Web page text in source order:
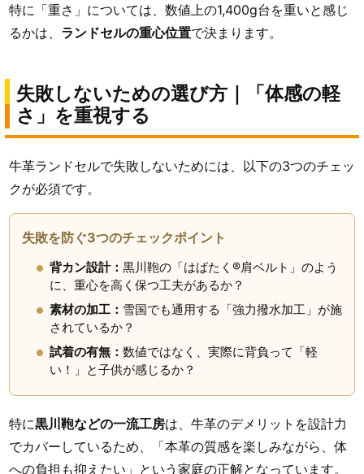
特に「重さ」については、数値上の1,400g台を重いと感じ
るかは、 ランドセルの重心位置で決まります。
失敗しないための選び方｜「体感の軽
さ」を重視する
牛革ランドセルで失敗しないためには、以下の3つのチェッ
クが必須です。
失敗を防ぐ3つのチェックポイント
背カン設計： 黒川鞄の「はばたく®肩ベルト」のよう
に、重心を高く保つ工夫があるか？
素材の加工： 雪国でも通用する「強力撥水加工」が施
されているか？
試着の有無： 数値ではなく、実際に背負って「軽
い！」と子供が感じるか？
特に黒川鞄などの一流工房は、牛革のデメリットを設計力
でカバーしているため、「本革の質感を楽しみながら、体
への負担も抑えたい」という家庭の正解となっています。